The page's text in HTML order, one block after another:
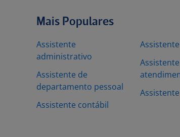
Mais Populares
Assistente
administrativo
Assistente de
departamento pessoal
Assistente contábil
Assistente